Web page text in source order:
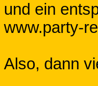
und ein
www.party-
Also, dann